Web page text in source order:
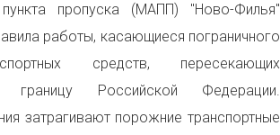
пропуска (МАПП) "Ново-Филья"
работы, касающиеся пограничного
средств, пересекающих
границу Российской Федерации.
затрагивают порожние транспортные